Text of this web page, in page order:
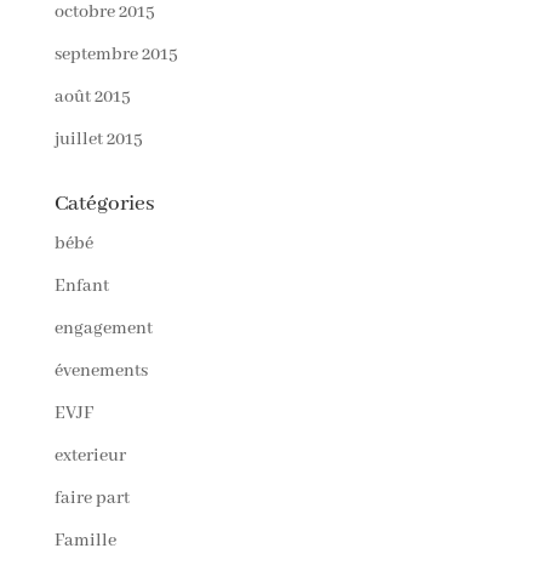
octobre 2015
septembre 2015
août 2015
juillet 2015
Catégories
bébé
Enfant
engagement
évenements
EVJF
exterieur
faire part
Famille